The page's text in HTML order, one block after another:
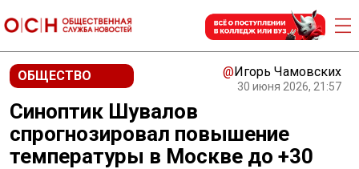
ОБЩЕСТВО @Игорь Чамовских
30 июня 2026, 21:57
Синоптик Шувалов
спрогнозировал повышение
температуры в Москве до +30